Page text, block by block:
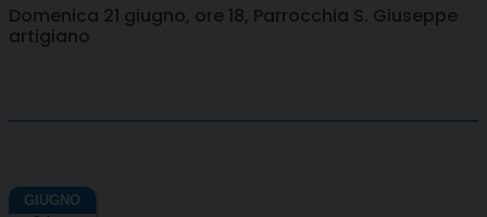
Domenica 21 giugno, ore 18, Parrocchia S. Giuseppe
artigiano